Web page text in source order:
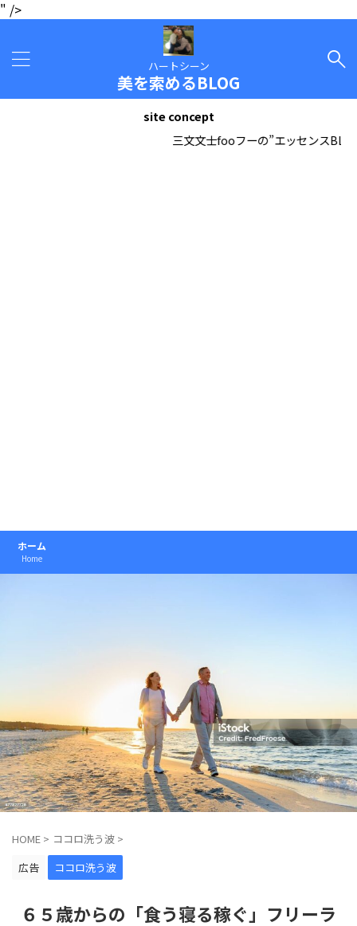
" />
ハートシーン
美を索めるBLOG
site concept
三文文士fooフーの”エッセンスBLOG”
ホーム
Home
HOME > ココロ洗う波 >
広告
ココロ洗う波
６５歳からの「食う寝る稼ぐ」フリーラ